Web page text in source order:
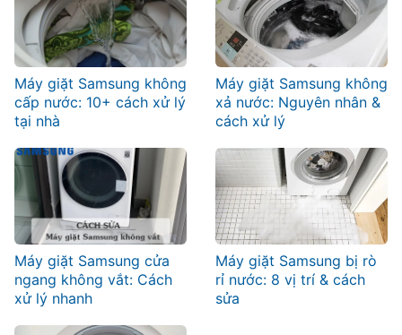
Máy giặt Samsung không
cấp nước: 10+ cách xử lý
tại nhà
Máy giặt Samsung không
xả nước: Nguyên nhân &
cách xử lý
Máy giặt Samsung cửa
ngang không vắt: Cách
xử lý nhanh
Máy giặt Samsung bị rò
rỉ nước: 8 vị trí & cách
sửa